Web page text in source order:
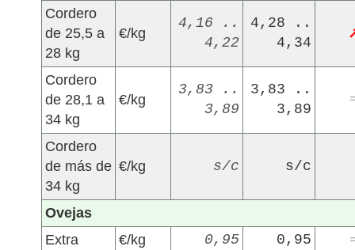
Cordero
de 25,5 a
28 kg
€/kg
4,16 ..
4,22
4,28 ..
4,34
Cordero
de 28,1 a
34 kg
€/kg
3,83 ..
3,89
3,83 ..
3,89
Cordero
de más de
34 kg
€/kg s/c s/c
Ovejas
Extra
€/kg 0,95 0,95